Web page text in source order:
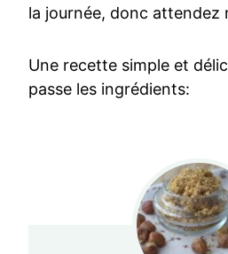
la journée, donc attendez
Une recette simple et
passe les ingrédients: